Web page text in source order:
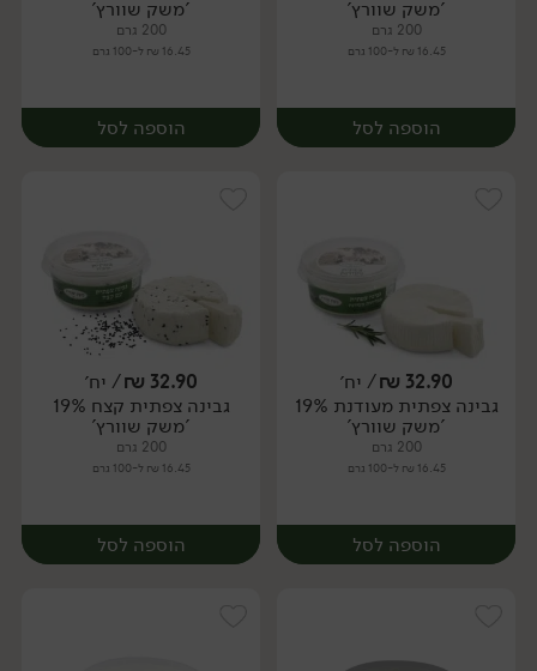
'משק שוורץ'
200 גרם
16.45 ₪ ל-100 גרם
הוספה לסל
יח׳
'משק שוורץ'
200 גרם
16.45 ₪ ל-100 גרם
הוספה לסל
יח׳
32.90
₪/ יח׳
גבינה צפתית מעודנת 19%
'משק שוורץ'
200 גרם
16.45 ₪ ל-100 גרם
הוספה לסל
32.90
₪/ יח׳
גבינה צפתית קצח 19%
'משק שוורץ'
200 גרם
16.45 ₪ ל-100 גרם
הוספה לסל